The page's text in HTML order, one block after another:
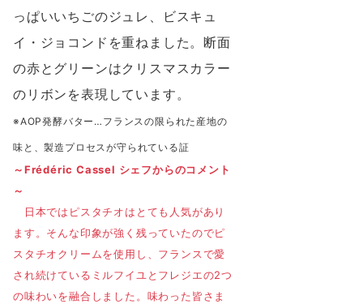
っぱいいちごのジュレ、ビスキュ
イ・ジョコンドを重ねました。断⾯
の⾚とグリーンはクリスマスカラー
のリボンを表現しています。
※AOP発酵バター…フランスの限られた産地の
味と、製造プロセスが守られている証
～Frédéric Cassel シェフからのコメント
～
⽇本ではピスタチオはとても⼈気があり
ます。そんな印象が強く残っていたのでピ
スタチオクリームを使⽤し、フランスで愛
され続けているミルフイユとフレジエの2つ
の味わいを融合しました。味わった皆さま